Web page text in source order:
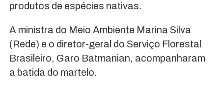
produtos de espécies nativas.
A ministra do Meio Ambiente Marina Silva
(Rede) e o diretor-geral do Serviço Florestal
Brasileiro, Garo Batmanian, acompanharam
a batida do martelo.